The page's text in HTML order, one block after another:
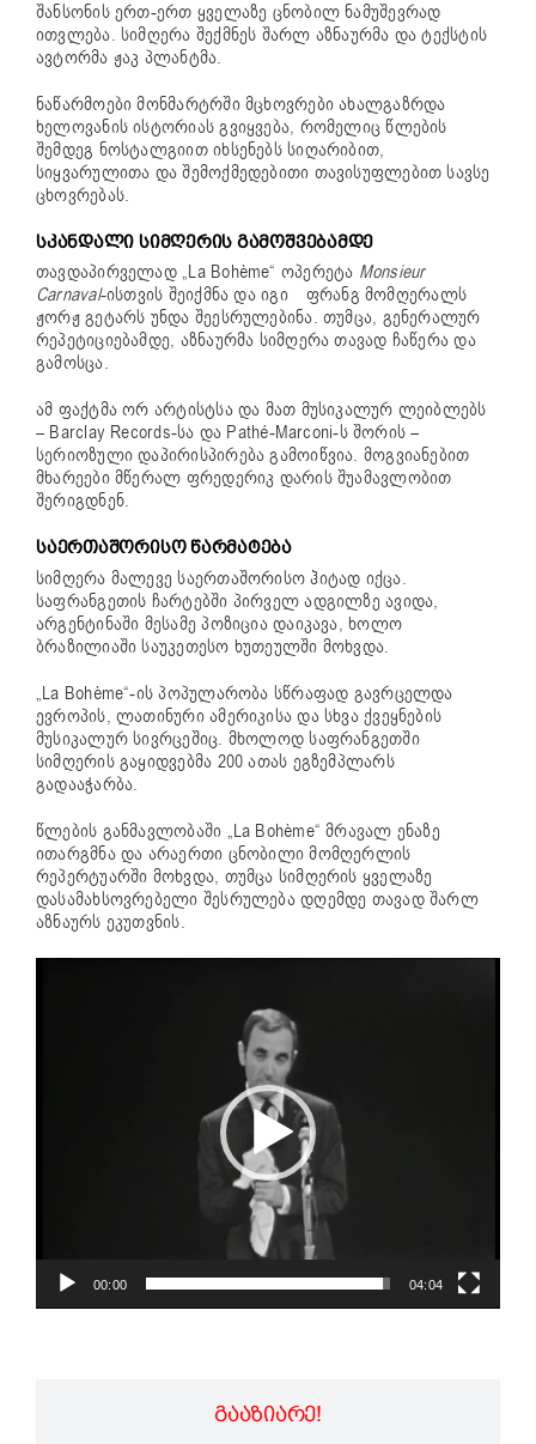
შანსონის ერთ-ერთ ყველაზე ცნობილ ნამუშევრად
ითვლება. სიმღერა შექმნეს შარლ აზნაურმა და ტექსტის
ავტორმა ჟაკ პლანტმა.
ნაწარმოები მონმარტრში მცხოვრები ახალგაზრდა
ხელოვანის ისტორიას გვიყვება, რომელიც წლების
შემდეგ ნოსტალგიით იხსენებს სიღარიბით,
სიყვარულითა და შემოქმედებითი თავისუფლებით სავსე
ცხოვრებას.
ᲡᲙᲐᲜᲓᲐᲚᲘ ᲡᲘᲛᲦᲔᲠᲘᲡ ᲒᲐᲛᲝᲨᲕᲔᲑᲐᲛᲓᲔ
თავდაპირველად „La Bohème“ ოპერეტა Monsieur
Carnaval-ისთვის შეიქმნა და იგი ფრანგ მომღერალს
ჟორჟ გეტარს უნდა შეესრულებინა. თუმცა, გენერალურ
რეპეტიციებამდე, აზნაურმა სიმღერა თავად ჩაწერა და
გამოსცა.
ამ ფაქტმა ორ არტისტსა და მათ მუსიკალურ ლეიბლებს
– Barclay Records-სა და Pathé-Marconi-ს შორის –
სერიოზული დაპირისპირება გამოიწვია. მოგვიანებით
მხარეები მწერალ ფრედერიკ დარის შუამავლობით
შერიგდნენ.
ᲡᲐᲔᲠᲗᲐᲨᲝᲠᲘᲡᲝ ᲬᲐᲠᲛᲐᲢᲔᲑᲐ
სიმღერა მალევე საერთაშორისო ჰიტად იქცა.
საფრანგეთის ჩარტებში პირველ ადგილზე ავიდა,
არგენტინაში მესამე პოზიცია დაიკავა, ხოლო
ბრაზილიაში საუკეთესო ხუთეულში მოხვდა.
„La Bohème“-ის პოპულარობა სწრაფად გავრცელდა
ევროპის, ლათინური ამერიკისა და სხვა ქვეყნების
მუსიკალურ სივრცეშიც. მხოლოდ საფრანგეთში
სიმღერის გაყიდვებმა 200 ათას ეგზემპლარს
გადააჭარბა.
წლების განმავლობაში „La Bohème“ მრავალ ენაზე
ითარგმნა და არაერთი ცნობილი მომღერლის
რეპერტუარში მოხვდა, თუმცა სიმღერის ყველაზე
დასამახსოვრებელი შესრულება დღემდე თავად შარლ
აზნაურს ეკუთვნის.
00:00 04:04
ᲒᲐᲐᲖᲘᲐᲠᲔ!